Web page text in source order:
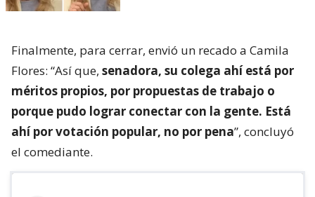
Finalmente, para cerrar, envió un recado a Camila
Flores: “Así que, senadora, su colega ahí está por
méritos propios, por propuestas de trabajo o
porque pudo lograr conectar con la gente. Está
ahí por votación popular, no por pena”, concluyó
el comediante.